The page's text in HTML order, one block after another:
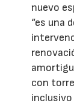
nuevo
“es una
con
inclusivo